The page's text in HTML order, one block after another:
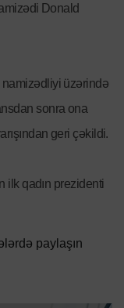
Donald
üzərində
sonra ona
geri çəkildi.
ilk qadın prezidenti
paylaşın